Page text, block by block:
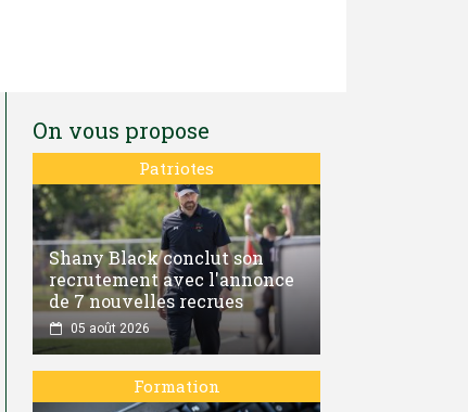
On vous propose
Patriotes
Shany Black conclut son
recrutement avec l'annonce
de 7 nouvelles recrues
05 août 2026
Formation